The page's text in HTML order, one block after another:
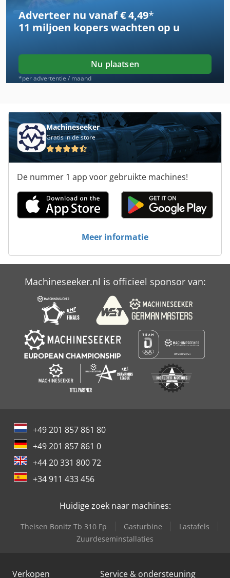
Adverteer nu vanaf € 4,49*
11 miljoen koperswachten op u
Nu plaatsen
*per advertentie / maand
Machineseeker
Gratis in de store
De nummer 1 app voor gebruikte machines!
Meer informatie
Machineseeker.nl is officieel sponsor van:
+49 201 857 861 80
+49 201 857 861 0
+44 20 331 800 72
+34 911 433 456
Huidige zoek naar machines:
Theisen Bonitz Tb 310 Fp Gasturbine
Lastafels
Zuurdeseminstallaties
Verkopen Service & ondersteuning